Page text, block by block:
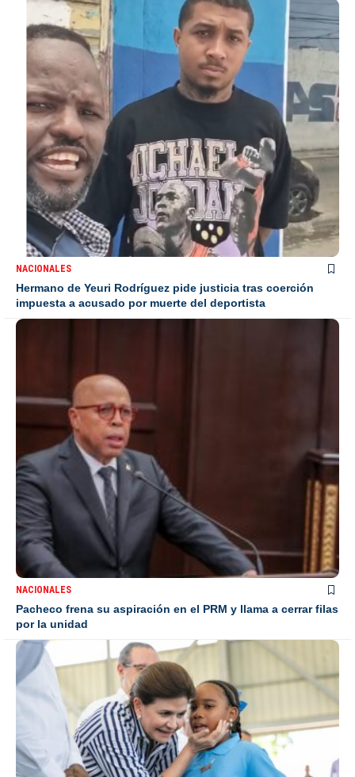
NACIONALES
Hermano de Yeuri Rodríguez pide justicia tras coerción
impuesta a acusado por muerte del deportista
NACIONALES
Pacheco frena su aspiración en el PRM y llama a cerrar filas
por la unidad